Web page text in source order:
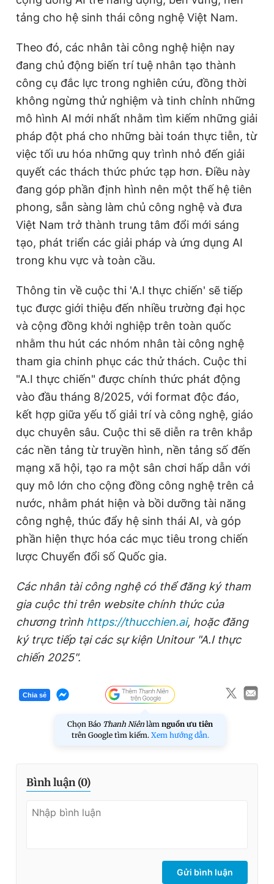
tảng cho hệ sinh thái công nghệ Việt Nam.
Theo đó, các nhân tài công nghệ hiện nay
đang chủ động biến trí tuệ nhân tạo thành
công cụ đắc lực trong nghiên cứu, đồng thời
không ngừng thử nghiệm và tinh chỉnh những
mô hình AI mới nhất nhằm tìm kiếm những giải
pháp đột phá cho những bài toán thực tiễn, từ
việc tối ưu hóa những quy trình nhỏ đến giải
quyết các thách thức phức tạp hơn. Điều này
đang góp phần định hình nên một thế hệ tiên
phong, sẵn sàng làm chủ công nghệ và đưa
Việt Nam trở thành trung tâm đổi mới sáng
tạo, phát triển các giải pháp và ứng dụng AI
trong khu vực và toàn cầu.
Thông tin về cuộc thi 'A.I thực chiến' sẽ tiếp
tục được giới thiệu đến nhiều trường đại học
và cộng đồng khởi nghiệp trên toàn quốc
nhằm thu hút các nhóm nhân tài công nghệ
tham gia chinh phục các thử thách. Cuộc thi
"A.I thực chiến" được chính thức phát động
vào đầu tháng 8/2025, với format độc đáo,
kết hợp giữa yếu tố giải trí và công nghệ, giáo
dục chuyên sâu. Cuộc thi sẽ diễn ra trên khắp
các nền tảng từ truyền hình, nền tảng số đến
mạng xã hội, tạo ra một sân chơi hấp dẫn với
quy mô lớn cho cộng đồng công nghệ trên cả
nước, nhằm phát hiện và bồi dưỡng tài năng
công nghệ, thúc đẩy hệ sinh thái AI, và góp
phần hiện thực hóa các mục tiêu trong chiến
lược Chuyển đổi số Quốc gia.
Các nhân tài công nghệcó thể đăng ký tham
gia cuộc thi trên website chính thức của
chương trình https://thucchien.ai, hoặc đăng
ký trực tiếp tại các sự kiện Unitour "A.I thực
chiến 2025".
Chia sẻ
Chọn Báo Thanh Niên làm nguồn ưu tiên
trên Google tìm kiếm. Xem hướng dẫn.
Bình luận (0)
Gửi bình luận